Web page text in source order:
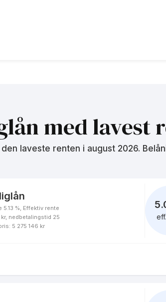
med lavest
laveste renten i august 2026.
%, Effektiv rente
nedbetalingstid 25
5 275 146 kr